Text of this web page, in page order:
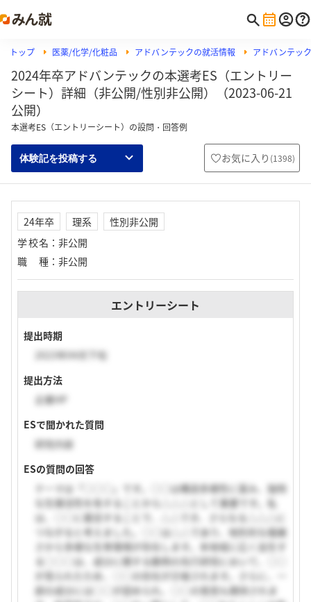
トップ 医薬/化学/化粧品 アドバンテックの就活情報 アドバンテッ
2024年卒アドバンテックの本選考ES（エントリー
シート）詳細（非公開/性別非公開）（2023-06-21
公開）
本選考ES（エントリーシート）の設問・回答例
体験記を投稿する お気に入り (1398)
24年卒 理系
性別非公開
学校名 ： 非公開
職種 ： 非公開
エントリーシート
提出時期
2023年04月下旬
提出方法
企業HP
ESで聞かれた質問
研究内容
ESの質問の回答
テーマは「○○○」です。○○は構造多様性に富み、独特
な生理活性を有することから△△△として重要です。私
は、○○に着目することで、△△でき、さらなる△△△に
つながると考えました。○○は△△であり、地形的な複雑
さから多様な生育環境が存在します。本地域に広く自生す
る○○○は、成分に関する数例の先行研究において、○○
が見られたため、○○の存在が示唆されます。さらに、一
部の成分には○○が認められ、○○の発見も期待されま